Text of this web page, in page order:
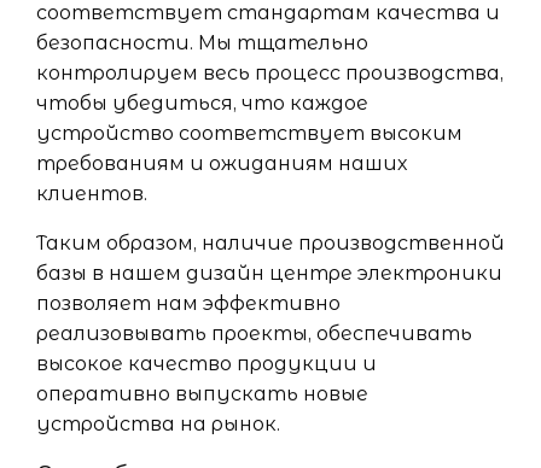
соответствует стандартам качества и
безопасности. Мы тщательно
контролируем весь процесс производства,
чтобы убедиться, что каждое
устройство соответствует высоким
требованиям и ожиданиям наших
клиентов.
Таким образом, наличие производственной
базы в нашем дизайн центре электроники
позволяет нам эффективно
реализовывать проекты, обеспечивать
высокое качество продукции и
оперативно выпускать новые
устройства на рынок.